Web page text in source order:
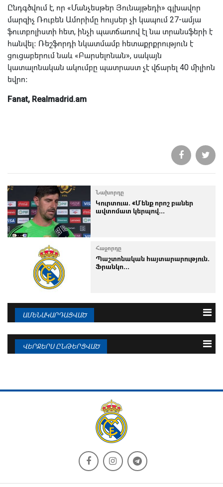
Ընդգծվում է, որ «Մանչեսթեր Յունայթեդի» գլխավոր
մարզիչ Ռուբեն Ամորիմը հույսեր չի կապում 27-ամյա
ֆուտբոլիստի հետ, ինչի պատճառով էլ նա տրանսֆերի է
հանվել։ Ռեշֆորդի նկատմամբ հետաքրքրություն է
ցուցաբերում նաև «Բարսելոնան», սակայն
կատալոնական ակումբը պատրաստ չէ վճարել 40 միլիոն
եվրո։
Fanat, Realmadrid.am
Նախորդը
Կուրտուա. «Մենք որոշ բաներ
ավտոմատ կերպով...
Հաջորդը
Պաշտոնական հայտարարություն.
Ֆրանկո...
ԱՄԵՆԱԿԱՐԴԱՑՎԱԾ
10.08.2026
10.08.2026
Պաշտոնական հայտարարություն.
Ֆրանկո...
ՎԵՐՋԵՐՍ ԸՆԹԵՐՑՎԱԾ
10.08.2026
Ռոդրին կատարել է իր ընտրությունը
10.08.2026
«Ռեալում» 8 ֆուտբոլիստ կա, ովքեր